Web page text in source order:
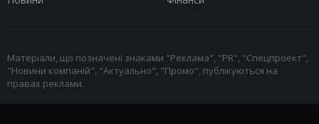
Матеріали, що позначені знаками "Реклама", "PR", "Спецпроект",
"Новини компаній", "Актуально", "Промо", публікуються на
правах реклами.